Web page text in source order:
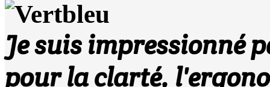
Je suis impressionné
pour la clarté,